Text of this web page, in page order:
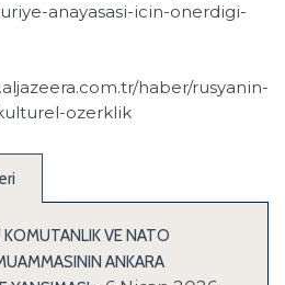
anayasasi-icin-onerdigi-
haber/rusyanin-
ozerklik
VE NATO
ANKARA